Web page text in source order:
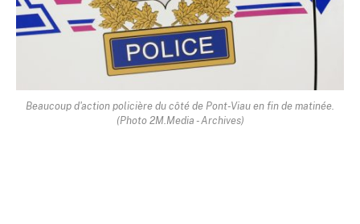
Beaucoup d'action policière du côté de Pont-Viau en fin de matinée.
(Photo 2M.Media - Archives)